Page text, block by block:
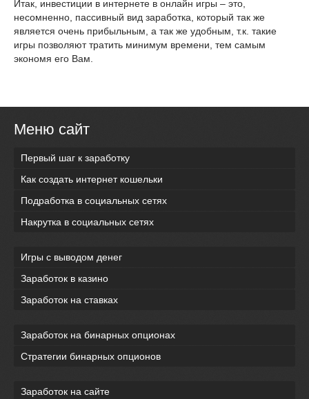
Итак, инвестиции в интернете в онлайн игры – это,
несомненно, пассивный вид заработка, который так же
является очень прибыльным, а так же удобным, т.к. такие
игры позволяют тратить минимум времени, тем самым
экономя его Вам.
Меню сайт
Первый шаг к заработку
Как создать интернет кошельки
Подработка в социальных сетях
Накрутка в социальных сетях
Игры с выводом денег
Заработок в казино
Заработок на ставках
Заработок на бинарных опционах
Стратегии бинарных опционов
Заработок на сайте